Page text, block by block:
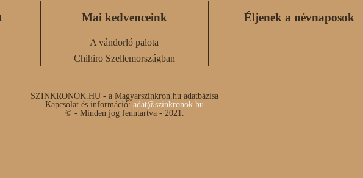
Mai kedvenceink
A vándorló palota
Chihiro Szellemországban
Éljenek a névnaposok
SZINKRONOK.HU - a Magyarszinkron.hu adatbázisa
Kapcsolat és információ: adat@szinkronok.hu
© - Minden jog fenntartva - 2021.